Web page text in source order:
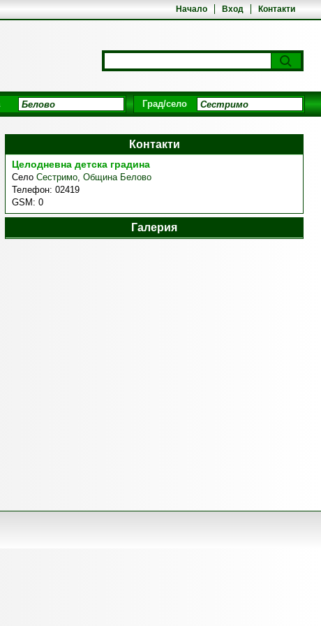
Начало Вход Контакти
Град/село
Контакти
Целодневна детска градина
Село Сестримо, Община Белово
Телефон: 02419
GSM: 0
Галерия